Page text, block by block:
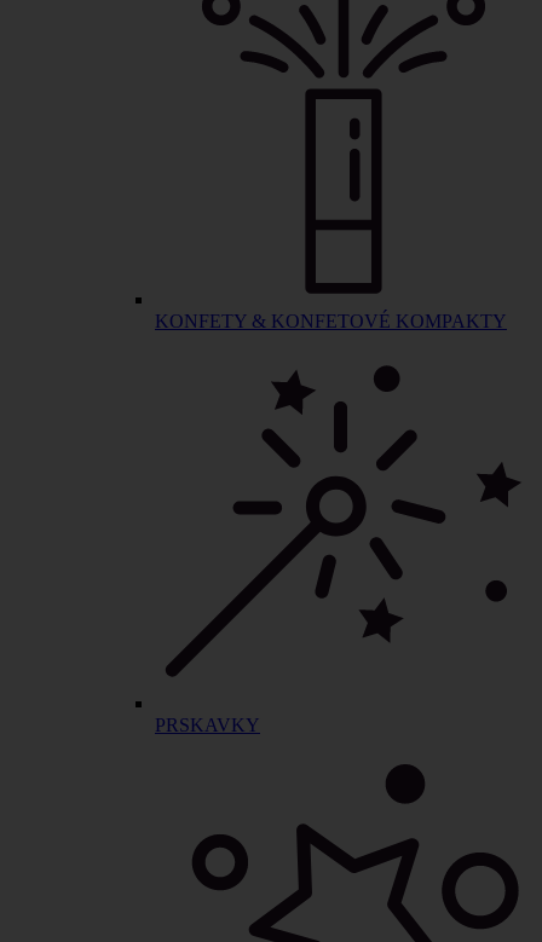
KONFETY & KONFETOVÉ KOMPAKTY
PRSKAVKY